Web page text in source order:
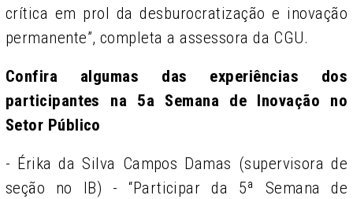
crítica em prol da desburocratização e inovação
permanente”, completa a assessora da CGU.
Confira algumas das experiências dos
participantes na 5a Semana de Inovação no
Setor Público
- Érika da Silva Campos Damas (supervisora de
seção no IB) -“Participar da 5ª Semana de